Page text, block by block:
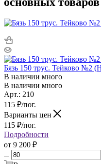
Бязь 150 трус. Тейково №2
В наличии много
В наличии много
Арт.: 210
115 ₽/пог.
Варианты цен
115 ₽/пог.
Подробности
от 9 200 ₽